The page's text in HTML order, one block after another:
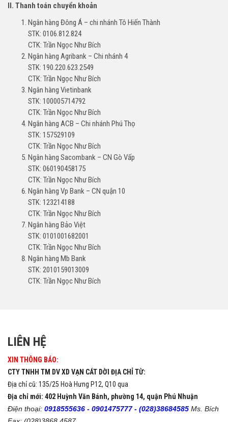
II. Thanh toán chuyển khoản
Ngân hàng Đông Á – chi nhánh Tô Hiến Thành
STK: 0106.812.824
CTK: Trần Ngọc Như Bích
Ngân hàng Agribank – Chi nhánh 4
STK: 190.220.623.2549
CTK: Trần Ngọc Như Bích
Ngân hàng Vietinbank
STK: 100005714792
CTK: Trần Ngọc Như Bích
Ngân hàng ACB – Chi nhánh Phú Thọ
STK: 157529109
CTK: Trần Ngọc Như Bích
Ngân hàng Sacombank – CN Gò Vấp
STK: 060190458175
CTK: Trần Ngọc Như Bích
Ngân hàng Vp Bank – CN quận 10
STK: 123214188
CTK: Trần Ngọc Như Bích
Ngân hàng Bảo Việt
STK: 0101001682001
CTK: Trần Ngọc Như Bích
Ngân hàng Mb Bank
STK: 2010159013009
CTK: Trần Ngọc Như Bích
LIÊN HỆ
XIN THÔNG BÁO:
CTY TNHH TM DV XD VẠN CÁT DỜI ĐỊA CHỈ TỪ:
Địa chỉ cũ: 135/25 Hoà Hưng P12, Q10 qua
Địa chỉ mới: 402 Huỳnh Văn Bánh, phường 14, quận Phú Nhuận
Điện thoại: 0918555636 - 0901475777 - (028)38684585 Ms. Bích